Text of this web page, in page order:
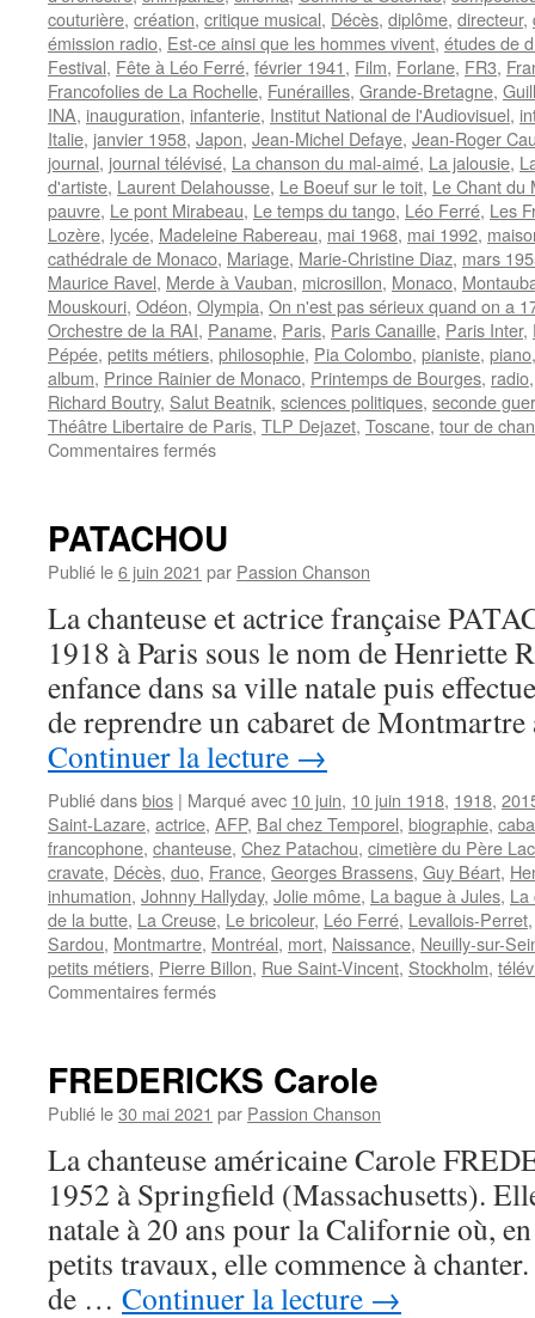
couturière, création, critique musical, Décès, diplôme, directeur,
émission radio, Est-ce ainsi que les hommes vivent, études de
Festival, Fête à Léo Ferré, février 1941, Film, Forlane, FR3,
Francofolies de La Rochelle, Funérailles, Grande-Bretagne,
INA, inauguration, infanterie, Institut National de l'Audiovisuel,
Italie, janvier 1958, Japon, Jean-Michel Defaye, Jean-Roger
journal, journal télévisé, La chanson du mal-aimé, La jalousie,
d'artiste, Laurent Delahousse, Le Boeuf sur le toit, Le Chant du
pauvre, Le pont Mirabeau, Le temps du tango, Léo Ferré, Les
Lozère, lycée, Madeleine Rabereau, mai 1968, mai 1992,
cathédrale de Monaco, Mariage, Marie-Christine Diaz, mars
Maurice Ravel, Merde à Vauban, microsillon, Monaco,
Mouskouri, Odéon, Olympia, On n'est pas sérieux quand on a
Orchestre de la RAI, Paname, Paris, Paris Canaille, Paris Inter,
Pépée, petits métiers, philosophie, Pia Colombo, pianiste, piano
album, Prince Rainier de Monaco, Printemps de Bourges, radio
Richard Boutry, Salut Beatnik, sciences politiques, seconde
Théâtre Libertaire de Paris, TLP Dejazet, Toscane, tour de
Commentaires ferméssur
PATACHOU
Publié le6 juin 2021 par Passion Chanson
La chanteuse et actrice française
1918 à Paris sous le nom de Henriette
enfance dans sa ville natale puis
de reprendre un cabaret de
Continuer la lecture →
Publié dansbios | Marqué avec 10 juin, 10 juin 1918, 1918,
Saint-Lazare, actrice, AFP, Bal chez Temporel, biographie,
francophone, chanteuse, Chez Patachou, cimetière du Père
cravate, Décès, duo, France, Georges Brassens, Guy Béart,
inhumation, Johnny Hallyday, Jolie môme, La bague à Jules, La
de la butte, La Creuse, Le bricoleur, Léo Ferré, Levallois-Perret
Sardou, Montmartre, Montréal, mort, Naissance, Neuilly-sur-
petits métiers, Pierre Billon, Rue Saint-Vincent, Stockholm,
Commentaires ferméssur
FREDERICKS Carole
Publié le30 mai 2021 par Passion Chanson
La chanteuse américaine Carole
1952 à Springfield (Massachusetts).
natale à 20 ans pour la Californie où,
petits travaux, elle commence à
de … Continuer la lecture →